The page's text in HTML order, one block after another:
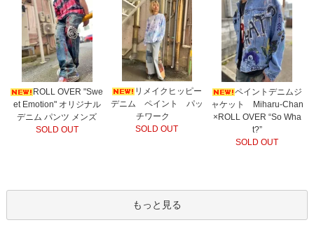
ROLL OVER "Swe
et Emotion" オリジナル
デニム パンツ メンズ
SOLD OUT
リメイクヒッピー
デニム ペイント パッ
チワーク
SOLD OUT
ペイントデニムジ
ャケット Miharu-Chan
×ROLL OVER “So Wha
t?”
SOLD OUT
もっと見る